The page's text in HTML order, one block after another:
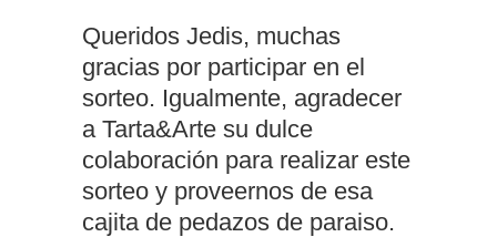
Queridos Jedis, muchas
gracias por participar en el
sorteo. Igualmente, agradecer
a Tarta&Arte su dulce
colaboración para realizar este
sorteo y proveernos de esa
cajita de pedazos de paraiso.